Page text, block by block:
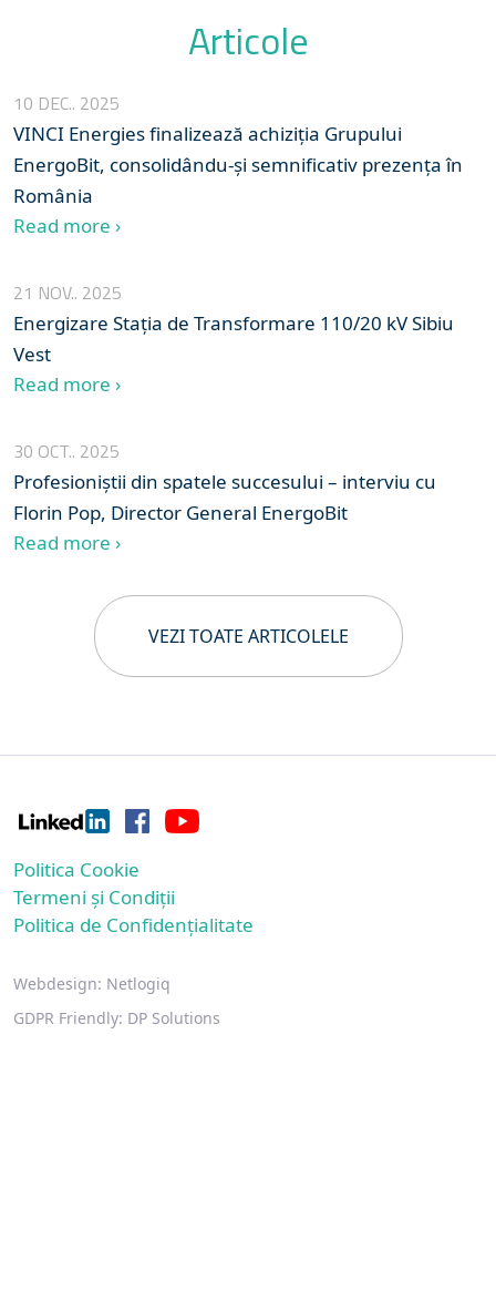
Articole
10 DEC.. 2025
VINCI Energies finalizează achiziția Grupului
EnergoBit, consolidându-și semnificativ prezența în
România
Read more ›
21 NOV.. 2025
Energizare Stația de Transformare 110/20 kV Sibiu
Vest
Read more ›
30 OCT.. 2025
Profesioniștii din spatele succesului – interviu cu
Florin Pop, Director General EnergoBit
Read more ›
VEZI TOATE ARTICOLELE
Politica Cookie
Termeni și Condiții
Politica de Confidențialitate
Webdesign: Netlogiq
GDPR Friendly: DP Solutions